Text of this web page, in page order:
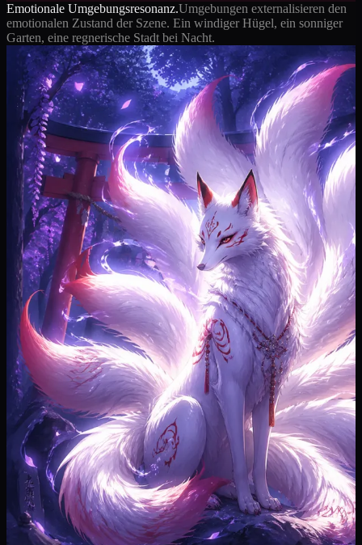
Emotionale Umgebungsresonanz.Umgebungen externalisieren den
emotionalen Zustand der Szene. Ein windiger Hügel, ein sonniger
Garten, eine regnerische Stadt bei Nacht.